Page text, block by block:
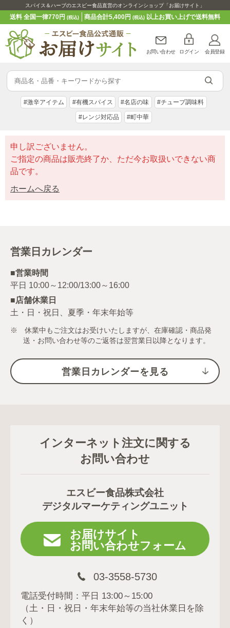
スパイス＆ハーブのエスビー食品直営のオンラインショップ「お届けサイト」
送料 全国一律770円(税込) 商品合計5,400円 (税込)以上お買い上げで送料無料
お問い合わせ ログイン 会員登録
#激辛アイテム #有機スパイス #名店の味 #チューブ調味料
#レンジ対応品 #町中華
申し訳ございません。
ご指定の商品は販売終了か、ただ今お取扱いできない商
品です。
ホームへ戻る
営業日カレンダー
■営業時間
■店舗休業日
土・日・祝日、夏季・年末年始等
※ 休業中もご注文はお受けいたしますが、在庫確認・商品発
送・お問い合わせ等のご返答は翌営業日以降となります。
営業日カレンダーを見る
インターネット注文に関する
お問い合わせ
エスビー食品株式会社
デジタルマーケティングユニット
お届けサイト
お問い合わせフォーム
03-3558-5730
電話受付時間：平日 13:00～15:00
（土・日・祝日・年末年始等の当社休業日を除
く）